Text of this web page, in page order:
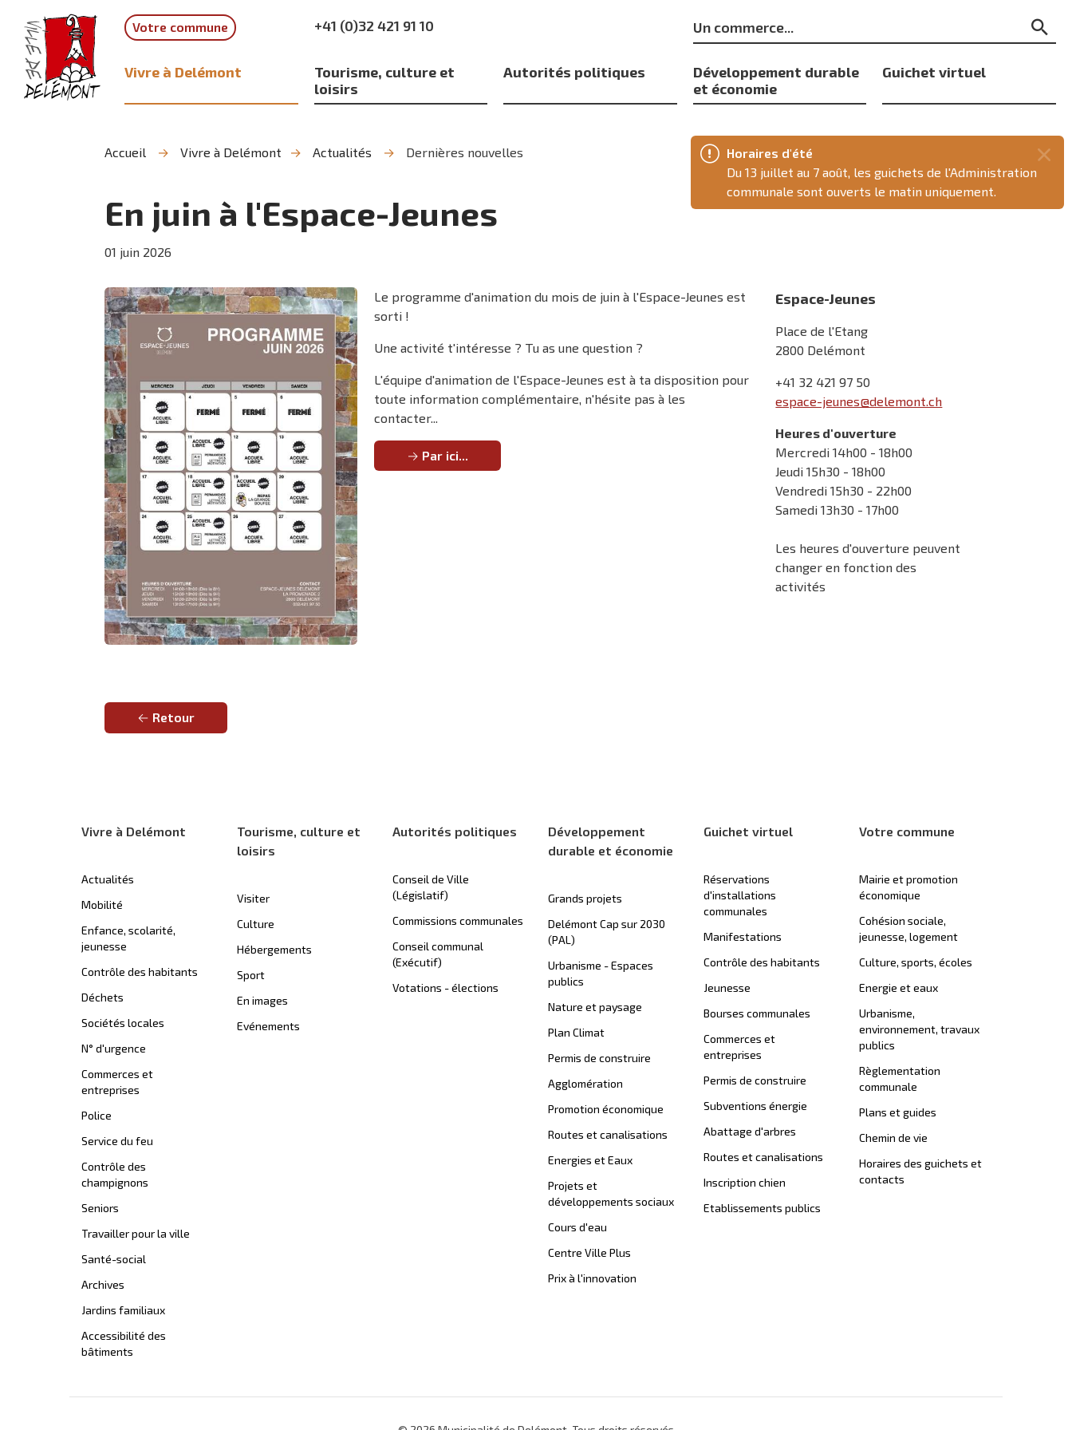
recherche
contenu
navigation
Horaires d'été
Du 13 juillet au 7 août, les guichets de l'Administration
communale sont ouverts le matin uniquement.
Votre commune +41 (0)32 421 91 10
Mots
clés
Vivre à Delémont
Tourisme, culture et
loisirs
Autorités politiques
Développement durable
et économie
Guichet virtuel
Accueil Vivre à Delémont Actualités Dernières nouvelles
En juin à l'Espace-Jeunes
01 juin 2026
Le programme d'animation du mois de juin à l'Espace-Jeunes est
sorti !
Une activité t'intéresse ? Tu as une question ?
L'équipe d'animation de l'Espace-Jeunes est à ta disposition pour
toute information complémentaire, n'hésite pas à les
contacter...
Par ici...
Espace-Jeunes
Place de l'Etang
2800 Delémont
+41 32 421 97 50
espace-jeunes@delemont.ch
Heures d'ouverture
Mercredi 14h00 - 18h00
Jeudi 15h30 - 18h00
Vendredi 15h30 - 22h00
Samedi 13h30 - 17h00
Les heures d'ouverture peuvent
changer en fonction des
activités
Retour
Vivre à Delémont
Actualités
Mobilité
Enfance, scolarité,
jeunesse
Contrôle des habitants
Déchets
Sociétés locales
N° d'urgence
Commerces et
entreprises
Police
Service du feu
Contrôle des
champignons
Seniors
Travailler pour la ville
Santé-social
Archives
Jardins familiaux
Accessibilité des
bâtiments
Tourisme, culture et
loisirs
Visiter
Culture
Hébergements
Sport
En images
Evénements
Autorités politiques
Conseil de Ville
(Législatif)
Commissions communales
Conseil communal
(Exécutif)
Votations - élections
Développement
durable et économie
Grands projets
Delémont Cap sur 2030
(PAL)
Urbanisme - Espaces
publics
Nature et paysage
Plan Climat
Permis de construire
Agglomération
Promotion économique
Routes et canalisations
Energies et Eaux
Projets et
développements sociaux
Cours d'eau
Centre Ville Plus
Prix à l'innovation
Guichet virtuel
Réservations
d'installations
communales
Manifestations
Contrôle des habitants
Jeunesse
Bourses communales
Commerces et
entreprises
Permis de construire
Subventions énergie
Abattage d'arbres
Routes et canalisations
Inscription chien
Etablissements publics
Votre commune
Mairie et promotion
économique
Cohésion sociale,
jeunesse, logement
Culture, sports, écoles
Energie et eaux
Urbanisme,
environnement, travaux
publics
Règlementation
communale
Plans et guides
Chemin de vie
Horaires des guichets et
contacts